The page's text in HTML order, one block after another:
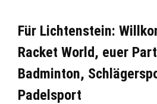
Für Lichtenstein:
Racket World, euer
Badminton,
Padelsport